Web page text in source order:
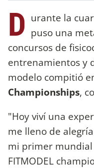
D urante la
puso una
concursos de
entrenamientos y
modelo compitió
Championships,
"Hoy viví una
me lleno de
mi primer mundial
FITMODEL